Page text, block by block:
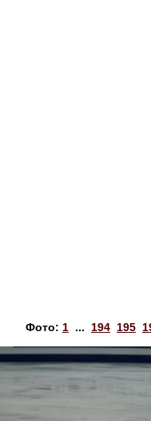
Фото: 1 ... 194 195